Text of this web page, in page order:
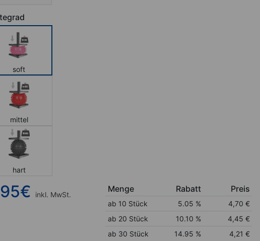
soft
mittel
hart
€ inkl. MwSt.
Menge Rabatt Preis
ab 10 Stück 5.05 % 4,70 €
ab 20 Stück
10.10 % 4,45 €
ab 30 Stück
14.95 % 4,21 €